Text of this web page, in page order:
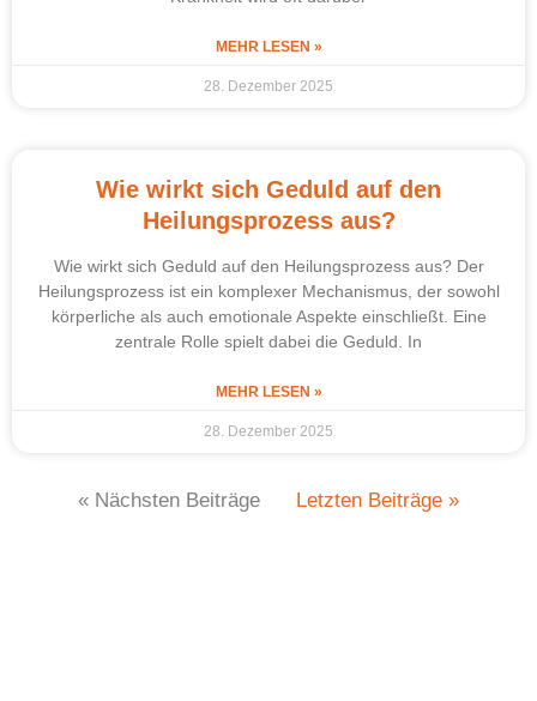
MEHR LESEN »
28. Dezember 2025
Wie wirkt sich Geduld auf den
Heilungsprozess aus?
Wie wirkt sich Geduld auf den Heilungsprozess aus? Der
Heilungsprozess ist ein komplexer Mechanismus, der sowohl
körperliche als auch emotionale Aspekte einschließt. Eine
zentrale Rolle spielt dabei die Geduld. In
MEHR LESEN »
28. Dezember 2025
« Nächsten Beiträge Letzten Beiträge »